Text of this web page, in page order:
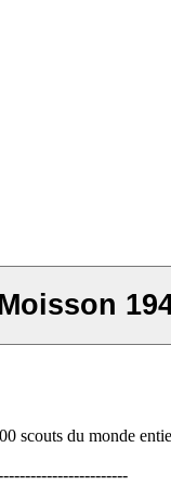
scouts du monde